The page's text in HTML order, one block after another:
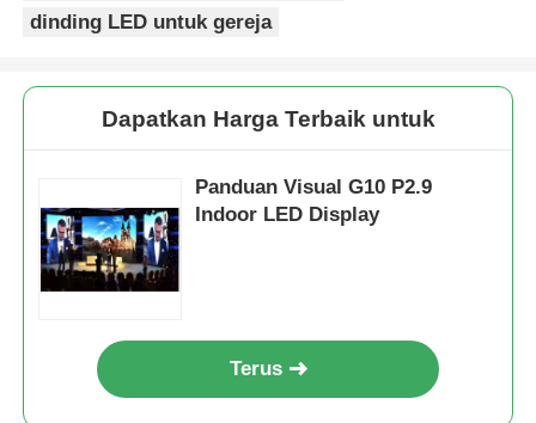
dinding LED untuk gereja
Dapatkan Harga Terbaik untuk
Panduan Visual G10 P2.9
Indoor LED Display
Terus